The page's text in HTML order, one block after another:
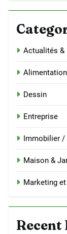
Actualités &
Dessin
Entreprise
Immobilier /
Maison &
Marketing
Recent